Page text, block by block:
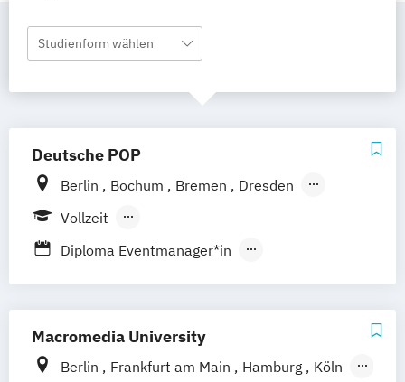
Studienform wählen
Deutsche POP
Berlin Bochum Bremen
Dresden
Frankfurt am Main
Stuttgart
Vollzeit
Berufsbegleitender Präsenzlehrgang
Diploma Eventmanager*in
Music Management
Macromedia University
Berlin Frankfurt am Main Hamburg
Köln